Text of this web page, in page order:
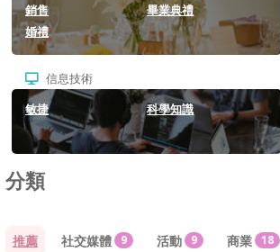
銷售
畢業典禮
婚禮
信息技術
敏捷
科學知識
分類
推薦 社交媒體 9 活動 9 商業 18